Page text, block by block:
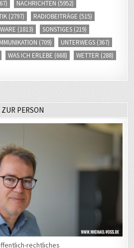
(1813) SONSTIGES(219)
(709) UNTERWEGS
WAS ICH ERLEBE(668) WETTER
rechtliches
arbeite ich als Chef vom Dienst (CvD)
Fernseh- und Hörfunkbereich sowie